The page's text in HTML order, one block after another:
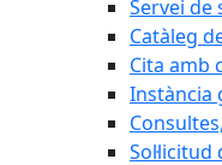
Servei
Catàleg
Cita amb
Instància